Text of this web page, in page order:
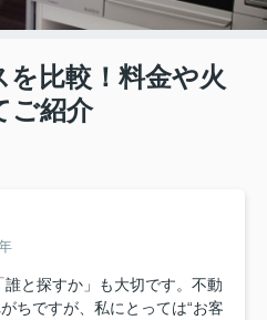
比較！料金や火
ご紹介
と探すか」も大切です。不動
ちですが、私にとっては“お客